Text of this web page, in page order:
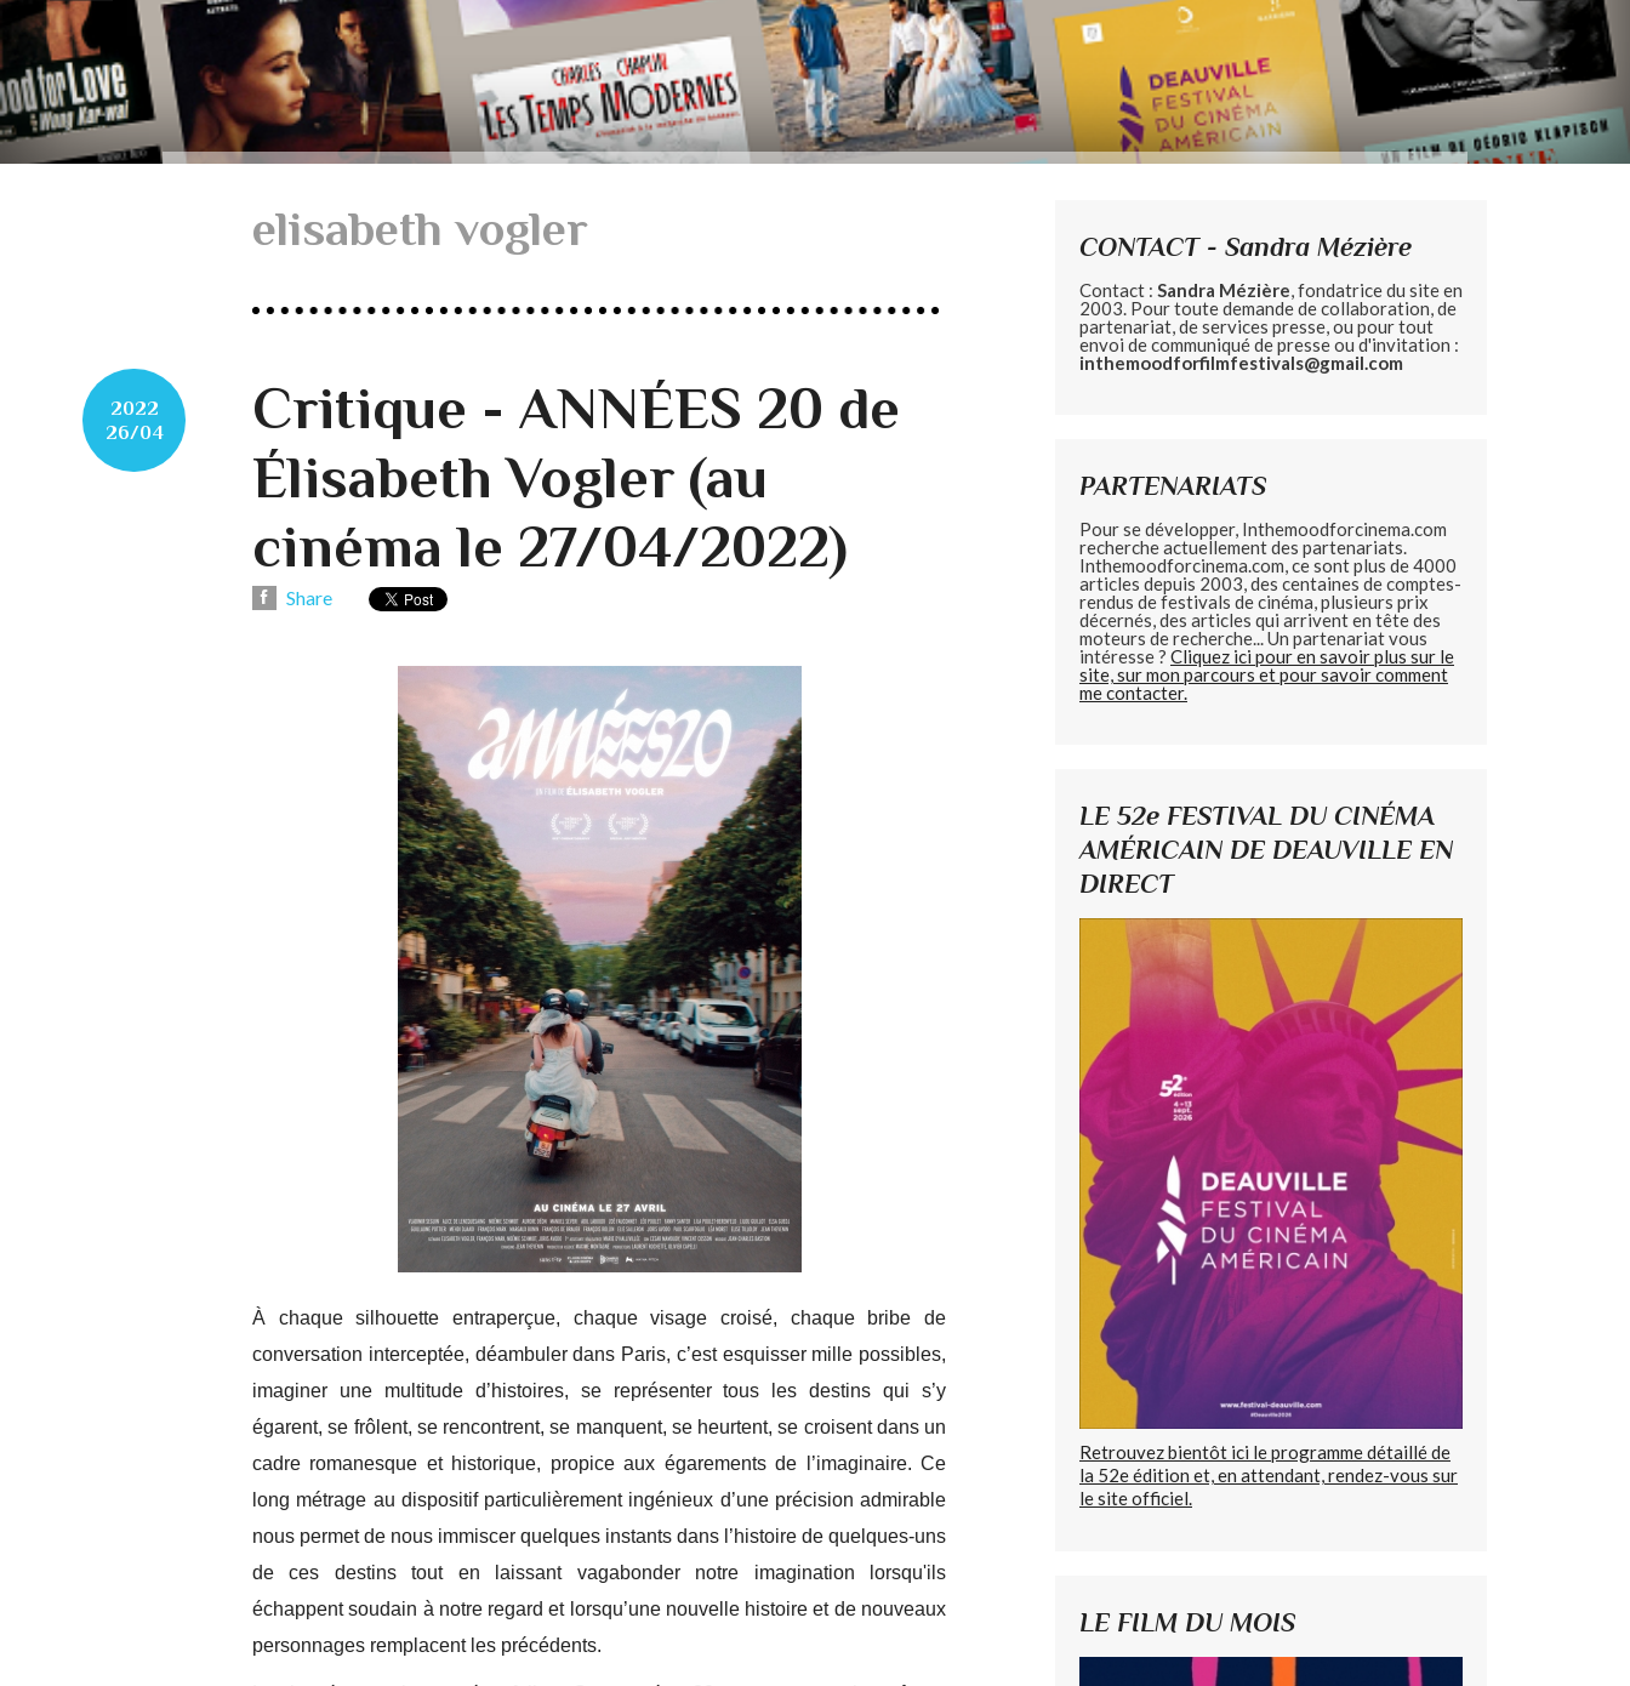
elisabeth vogler
2022
26/04
Critique - ANNÉES 20 de
Élisabeth Vogler (au
cinéma le 27/04/2022)
Share
À chaque silhouette entraperçue, chaque visage croisé, chaque bribe de
conversation interceptée, déambuler dans Paris, c’est esquisser mille possibles,
imaginer une multitude d’histoires, se représenter tous les destins qui s’y
égarent, se frôlent, se rencontrent, se manquent, se heurtent, se croisent dans un
cadre romanesque et historique, propice aux égarements de l’imaginaire. Ce
long métrage au dispositif particulièrement ingénieux d’une précision admirable
nous permet de nous immiscer quelques instants dans l’histoire de quelques-uns
de ces destins tout en laissant vagabonder notre imagination lorsqu'ils
échappent soudain à notre regard et lorsqu’une nouvelle histoire et de nouveaux
personnages remplacent les précédents.
CONTACT - Sandra Mézière
Contact : Sandra Mézière, fondatrice du site en
2003. Pour toute demande de collaboration, de
partenariat, de services presse, ou pour tout
envoi de communiqué de presse ou d'invitation :
inthemoodforfilmfestivals@gmail.com
PARTENARIATS
Pour se développer, Inthemoodforcinema.com
recherche actuellement des partenariats.
Inthemoodforcinema.com, ce sont plus de 4000
articles depuis 2003, des centaines de comptes-
rendus de festivals de cinéma, plusieurs prix
décernés, des articles qui arrivent en tête des
moteurs de recherche... Un partenariat vous
intéresse ? Cliquez ici pour en savoir plus sur le
site, sur mon parcours et pour savoir comment
me contacter.
LE 52e FESTIVAL DU CINÉMA
AMÉRICAIN DE DEAUVILLE EN
DIRECT
Retrouvez bientôt ici le programme détaillé de
la 52e édition et, en attendant, rendez-vous sur
le site officiel.
LE FILM DU MOIS